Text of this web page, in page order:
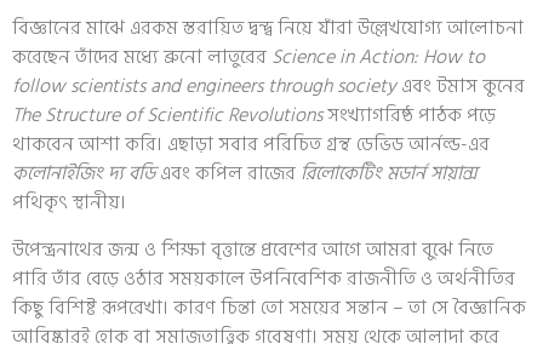
বিজ্ঞানের মাঝে এরকম স্তরায়িত দ্বন্দ্ব নিয়ে যাঁরা উল্লেখযোগ্য আলোচনা
করেছেন তাঁদের মধ্যে ব্রুনো লাতুরেরScience in Action: How to
follow scientists and engineers through societyএবং টমাস কুনের
The Structure of Scientific Revolutionsসংখ্যাগরিষ্ঠ পাঠক পড়ে
থাকবেন আশা করি। এছাড়া সবার পরিচিত গ্রন্থ ডেভিড আর্নল্ড-এর
কলোনাইজিং দ্য বডিএবং কপিল রাজেররিলোকেটিং মডার্ন সায়ান্স
পথিকৃৎ স্থানীয়।
উপেন্দ্রনাথের জন্ম ও শিক্ষা বৃত্তান্তে প্রবেশের আগে আমরা বুঝে নিতে
পারি তাঁর বেড়ে ওঠার সময়কালে উপনিবেশিক রাজনীতি ও অর্থনীতির
কিছু বিশিষ্ট রূপরেখা। কারণ চিন্তা তো সময়ের সন্তান – তা সে বৈজ্ঞানিক
আবিষ্কারই হোক বা সমাজতাত্ত্বিক গবেষণা। সময় থেকে আলাদা করে